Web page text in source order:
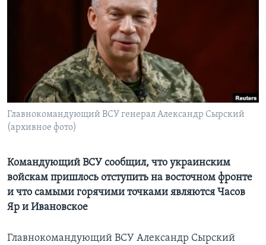
СОЦИАЛЬНЫЕ СЕТИ
Главнокомандующий ВСУ генерал Александр Сырский
(архивное фото)
Командующий ВСУ сообщил, что украинским
войскам пришлось отступить на восточном фронте
и что самыми горячими точками являются Часов
Яр и Ивановское
Главнокомандующий ВСУ Александр Сырский